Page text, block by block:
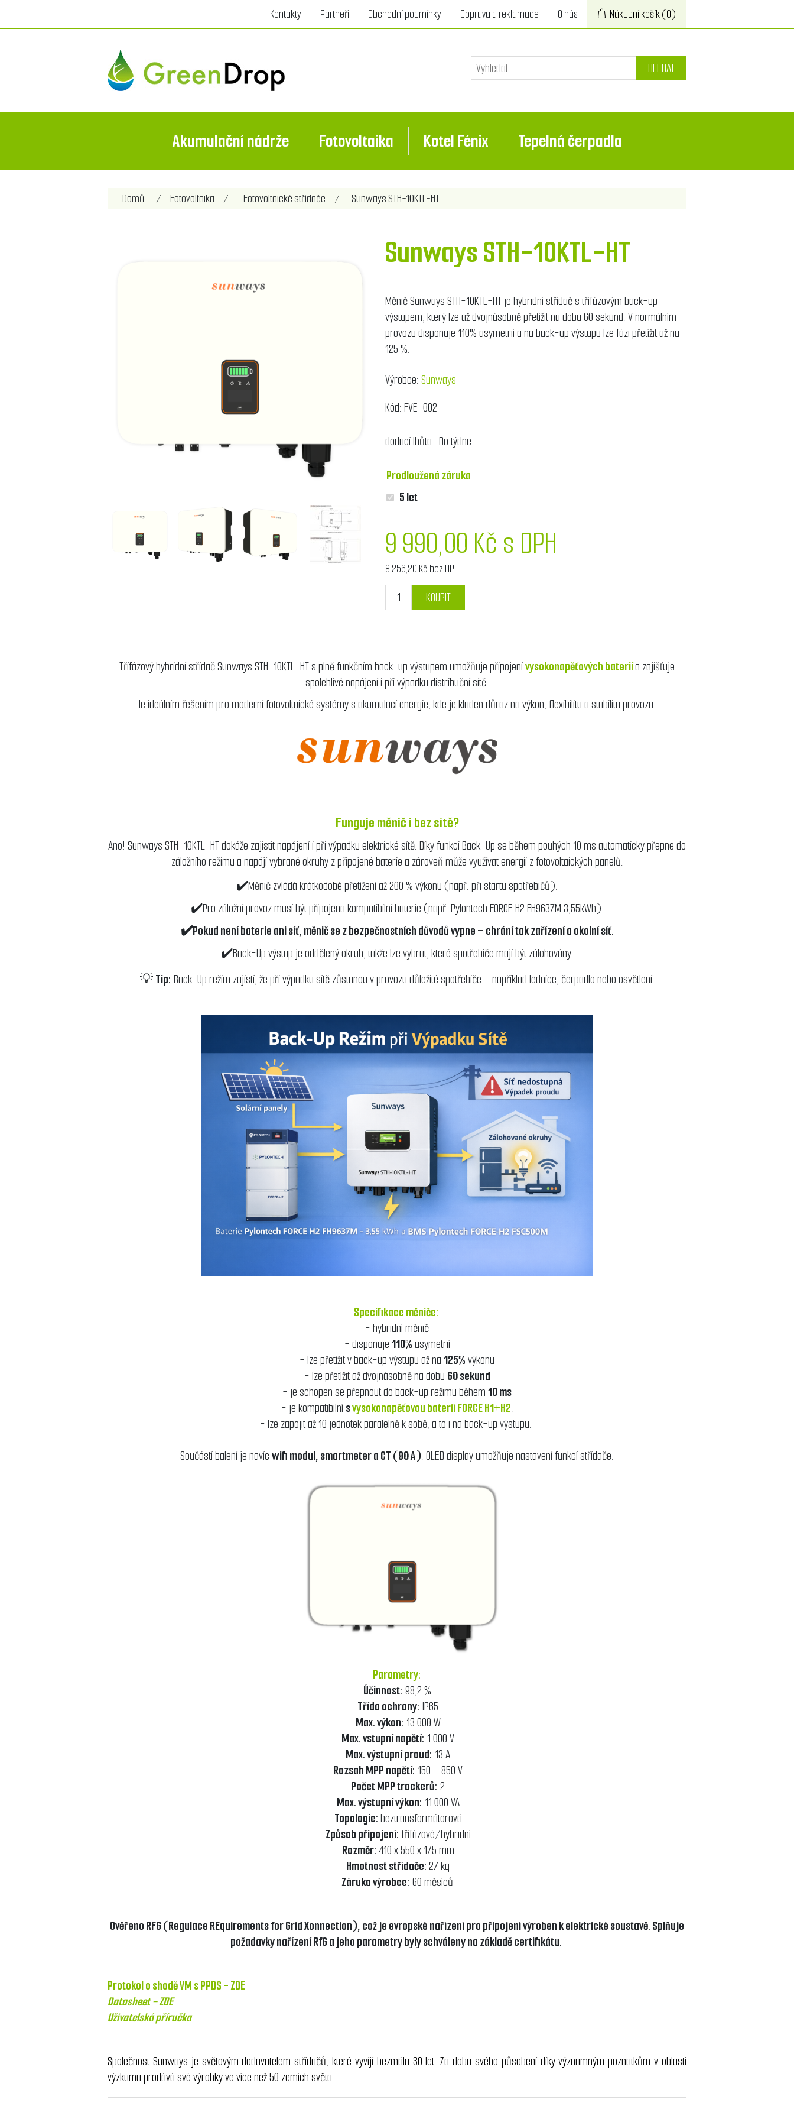
Kontakty Partneři Obchodní podmínky Doprava a reklamace O nás Nákupní košík(0)
HLEDAT
Akumulační nádrže Fotovoltaika Kotel Fénix Tepelná čerpadla
Domů / Fotovoltaika / Fotovoltaické střídače / Sunways STH-10KTL-HT
Sunways STH-10KTL-HT
Měnič Sunways STH-10KTL-HT je hybridní střídač s třífázovým back-up
výstupem, který lze až dvojnásobně přetížit na dobu 60 sekund. V normálním
provozu disponuje 110% asymetrií a na back-up výstupu lze fázi přetížit až na
125 %.
Výrobce: Sunways
Kód: FVE-002
dodací lhůta : Do týdne
Prodloužená záruka
5 let
9 990,00 Kč s DPH
8 256,20 Kč bez DPH
KOUPIT
Třífázový hybridní střídač Sunways STH-10KTL-HT s plně funkčním back-up výstupem umožňuje připojenívysokonapěťových bateriía zajišťuje
spolehlivé napájení i při výpadku distribuční sítě.
Je ideálním řešením pro moderní fotovoltaické systémy s akumulací energie, kde je kladen důraz na výkon, flexibilitu a stabilitu provozu.
Funguje měnič i bez sítě?
Ano! Sunways STH-10KTL-HT dokáže zajistit napájení i při výpadku elektrické sítě. Díky funkci Back-Up se během pouhých 10 ms automaticky přepne do
záložního režimu a napájí vybrané okruhy z připojené baterie a zároveň může využívat energii z fotovoltaických panelů.
✔️Měnič zvládá krátkodobé přetížení až 200 % výkonu (např. při startu spotřebičů).
✔️Pro záložní provoz musí být připojena kompatibilní baterie (např. Pylontech FORCE H2 FH9637M 3,55kWh).
✔️Pokud není baterie ani síť, měnič se z bezpečnostních důvodů vypne – chrání tak zařízení a okolní síť.
✔️Back-Up výstup je oddělený okruh, takže lze vybrat, které spotřebiče mají být zálohovány.
💡Tip: Back-Up režim zajistí, že při výpadku sítě zůstanou v provozu důležité spotřebiče – například lednice, čerpadlo nebo osvětlení.
Specifikace měniče:
- hybridní měnič
- disponuje110%asymetrií
- lze přetížit v back-up výstupu až na125%výkonu
- lze přetížit až dvojnásobně na dobu 60 sekund
- je schopen se přepnout do back-up režimu během10 ms
- je kompatibilnísvysokonapěťovou bateriíFORCE H1+H2.
- lze zapojit až 10 jednotek paralelně k sobě, a to i na back-up výstupu.
Součástí balení je navícwifi modul, smartmeter a CT (90 A). OLED display umožňuje nastavení funkcí střídače.
Parametry:
Účinnost: 98,2 %
Třída ochrany: IP65
Max. výkon: 13 000 W
Max. vstupní napětí: 1 000 V
Max. výstupní proud: 13 A
Rozsah MPP napětí: 150 – 850 V
Počet MPP trackerů: 2
Max. výstupní výkon: 11 000 VA
Topologie:beztransformátorová
Způsob připojení: třífázové/hybridní
Rozměr:410 x 550 x 175 mm
Hmotnost střídače:27 kg
Záruka výrobce: 60 měsíců
Ověřeno RFG (Regulace REquirements for Grid Xonnection), což je evropské nařízení pro připojení výroben k elektrické soustavě. Splňuje
požadavky nařízení RfG a jeho parametry byly schváleny na základěcertifikátu.
Protokol o shodě VM s PPDS -ZDE
Datasheet -ZDE
Uživatelská příručka
Společnost Sunways je světovým dodavatelem střídačů, které vyvíjí bezmála 30 let. Za dobu svého působení díky významným poznatkům v oblasti
výzkumu prodává své výrobky ve více než 50 zemích světa.